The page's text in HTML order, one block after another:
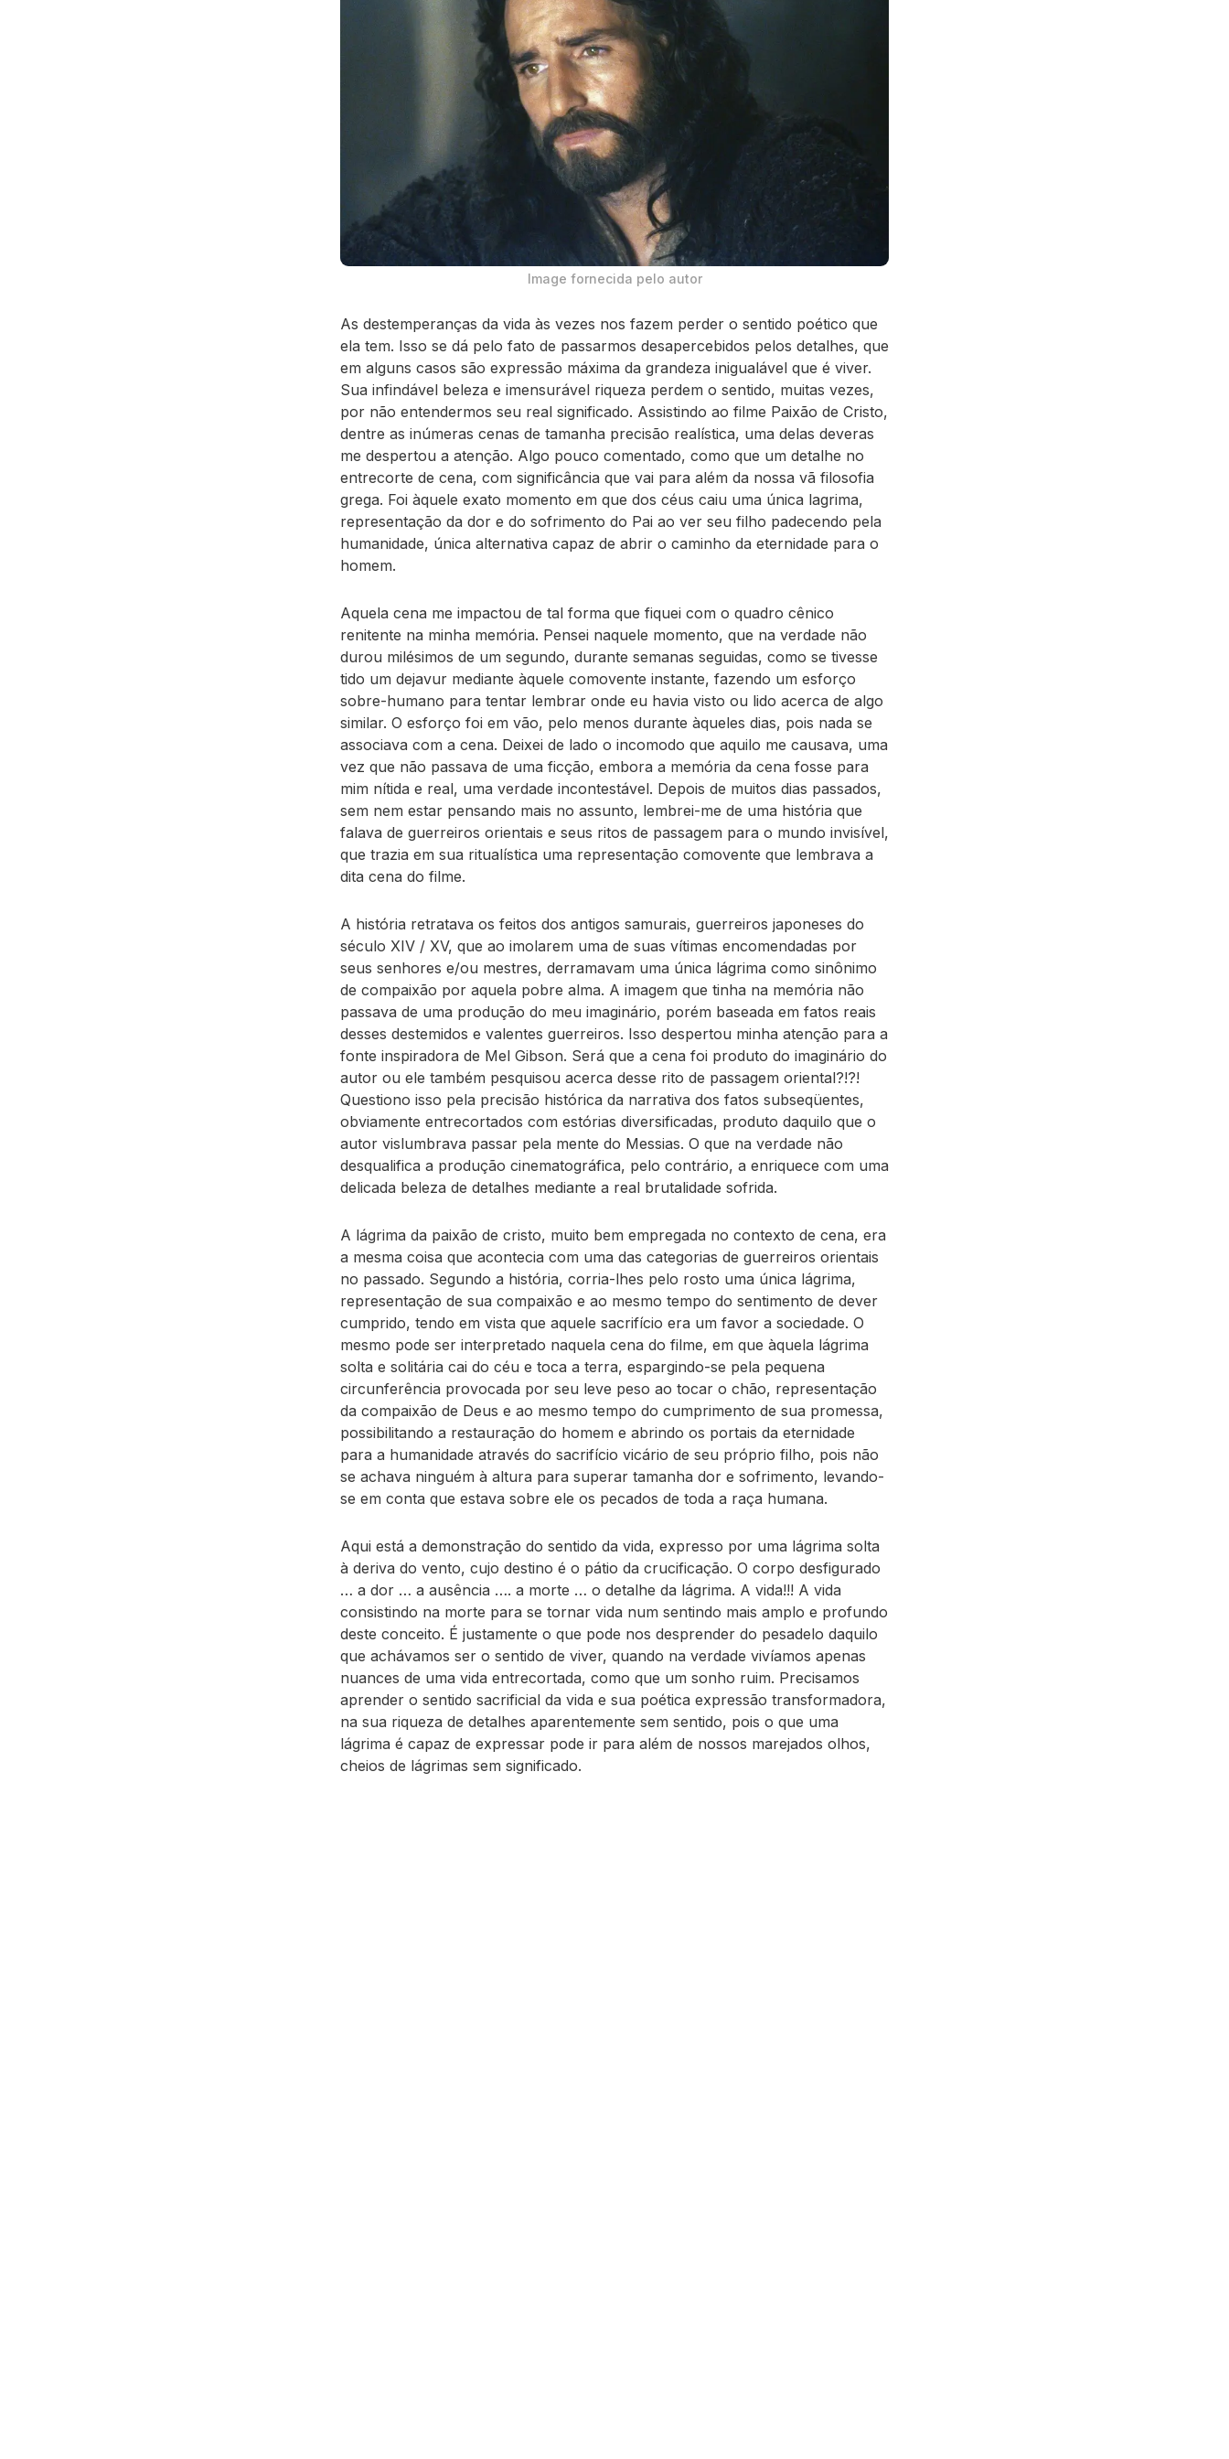
Image fornecida pelo autor
As destemperanças da vida às vezes nos fazem perder o sentido poético que
ela tem. Isso se dá pelo fato de passarmos desapercebidos pelos detalhes, que
em alguns casos são expressão máxima da grandeza inigualável que é viver.
Sua infindável beleza e imensurável riqueza perdem o sentido, muitas vezes,
por não entendermos seu real significado. Assistindo ao filme Paixão de Cristo,
dentre as inúmeras cenas de tamanha precisão realística, uma delas deveras
me despertou a atenção. Algo pouco comentado, como que um detalhe no
entrecorte de cena, com significância que vai para além da nossa vã filosofia
grega. Foi àquele exato momento em que dos céus caiu uma única lagrima,
representação da dor e do sofrimento do Pai ao ver seu filho padecendo pela
humanidade, única alternativa capaz de abrir o caminho da eternidade para o
homem.
Aquela cena me impactou de tal forma que fiquei com o quadro cênico
renitente na minha memória. Pensei naquele momento, que na verdade não
durou milésimos de um segundo, durante semanas seguidas, como se tivesse
tido um dejavur mediante àquele comovente instante, fazendo um esforço
sobre-humano para tentar lembrar onde eu havia visto ou lido acerca de algo
similar. O esforço foi em vão, pelo menos durante àqueles dias, pois nada se
associava com a cena. Deixei de lado o incomodo que aquilo me causava, uma
vez que não passava de uma ficção, embora a memória da cena fosse para
mim nítida e real, uma verdade incontestável. Depois de muitos dias passados,
sem nem estar pensando mais no assunto, lembrei-me de uma história que
falava de guerreiros orientais e seus ritos de passagem para o mundo invisível,
que trazia em sua ritualística uma representação comovente que lembrava a
dita cena do filme.
A história retratava os feitos dos antigos samurais, guerreiros japoneses do
século XIV / XV, que ao imolarem uma de suas vítimas encomendadas por
seus senhores e/ou mestres, derramavam uma única lágrima como sinônimo
de compaixão por aquela pobre alma. A imagem que tinha na memória não
passava de uma produção do meu imaginário, porém baseada em fatos reais
desses destemidos e valentes guerreiros. Isso despertou minha atenção para a
fonte inspiradora de Mel Gibson. Será que a cena foi produto do imaginário do
autor ou ele também pesquisou acerca desse rito de passagem oriental?!?!
Questiono isso pela precisão histórica da narrativa dos fatos subseqüentes,
obviamente entrecortados com estórias diversificadas, produto daquilo que o
autor vislumbrava passar pela mente do Messias. O que na verdade não
desqualifica a produção cinematográfica, pelo contrário, a enriquece com uma
delicada beleza de detalhes mediante a real brutalidade sofrida.
A lágrima da paixão de cristo, muito bem empregada no contexto de cena, era
a mesma coisa que acontecia com uma das categorias de guerreiros orientais
no passado. Segundo a história, corria-lhes pelo rosto uma única lágrima,
representação de sua compaixão e ao mesmo tempo do sentimento de dever
cumprido, tendo em vista que aquele sacrifício era um favor a sociedade. O
mesmo pode ser interpretado naquela cena do filme, em que àquela lágrima
solta e solitária cai do céu e toca a terra, espargindo-se pela pequena
circunferência provocada por seu leve peso ao tocar o chão, representação
da compaixão de Deus e ao mesmo tempo do cumprimento de sua promessa,
possibilitando a restauração do homem e abrindo os portais da eternidade
para a humanidade através do sacrifício vicário de seu próprio filho, pois não
se achava ninguém à altura para superar tamanha dor e sofrimento, levando-
se em conta que estava sobre ele os pecados de toda a raça humana.
Aqui está a demonstração do sentido da vida, expresso por uma lágrima solta
à deriva do vento, cujo destino é o pátio da crucificação. O corpo desfigurado
… a dor … a ausência …. a morte … o detalhe da lágrima. A vida!!! A vida
consistindo na morte para se tornar vida num sentindo mais amplo e profundo
deste conceito. É justamente o que pode nos desprender do pesadelo daquilo
que achávamos ser o sentido de viver, quando na verdade vivíamos apenas
nuances de uma vida entrecortada, como que um sonho ruim. Precisamos
aprender o sentido sacrificial da vida e sua poética expressão transformadora,
na sua riqueza de detalhes aparentemente sem sentido, pois o que uma
lágrima é capaz de expressar pode ir para além de nossos marejados olhos,
cheios de lágrimas sem significado.